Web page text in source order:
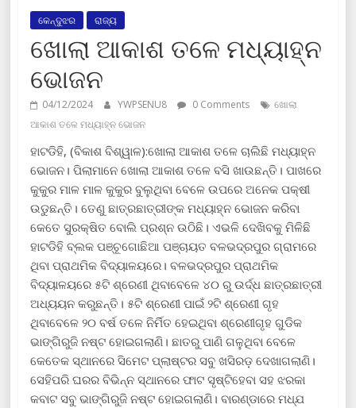
କେନ୍ଦୁଝର ରାଜ୍ୟ
ଖୋଲା ଆକାଶ ତଳେ ମଧ୍ୟାହ୍ନ
ଭୋଜନ
04/12/2024 YWPSENU8 0 Comments
ଖୋଲା
ଆକାଶ ତଳେ ମଧ୍ୟାହ୍ନ ଭୋଜନ
ହାଟଡିହି, (ବିକାଶ ବିଶ୍ୱାଳ):ଖୋଲା ଆକାଶ ତଳେ ଚାଲିଛି ମଧ୍ୟାହ୍ନ
ଭୋଜନ। ପିଲାମାନେ ଖୋଲା ଆକାଶ ତଳେ ବସି ଖାଉଛନ୍ତି। ପାଖରେ
କୁକୁର ମାଳ ମାଳ କୁକୁର ବୁଲୁଥିବା ବେଳେ ଉପରେ ଅନେକ ପକ୍ଷୀ
ଉଡୁଛନ୍ତି। ତେଣୁ ଛାତ୍ରଛାତ୍ରୀଙ୍କ ମଧ୍ୟାହ୍ନ ଭୋଜନ କରିବା
କେତେ ସୁରକ୍ଷିତ ବୋଲି ପ୍ରଶ୍ନ ଉଠିଛି। ଏଭଳି ଦେଖିବକୁ ମିଳିଛି
ହାଟଡିହି ବ୍ଲକ ପଞ୍ଚୂଗୋଛିଆ ପଞ୍ଚାୟତ ବଳଭଦ୍ରପୁର ଗ୍ରାମରେ
ଥିବା ପ୍ରାଥମିକ ବିଦ୍ୟାଳୟରେ। ବଳଭଦ୍ରପୁର ପ୍ରାଥମିକ
ବିଦ୍ୟାଳୟରେ ୫ଟି ଶ୍ରେଣୀ ଥିବାବେଳେ ୪୦ ରୁ ଉର୍ଦ୍ଧ ଛାତ୍ରଛାତ୍ରୀ
ଅଧ୍ୟୟନ କରୁଛନ୍ତି। ୫ଟି ଶ୍ରେଣୀ ପାଇଁ ୨ଟି ଶ୍ରେଣୀ ଗୃହ
ଥିବାବେଳେ ୨୦ ବର୍ଷ ତଳେ ନିର୍ମିତ ହେଇଥିବା ଶ୍ରେଣୀଗୃହ ଗୁଡିକ
ଭାଙ୍ଗିରୁଜି ନଷ୍ଟ ହୋଇଗଲାଣି। ଛାତରୁ ପାଣି ଗଳୁଥିବା ବେଳେ
କେତେକ ସ୍ଥାନରେ ସିମେଟ ପ୍ଲାଷ୍ଟର ସବୁ ଖସିରଡ଼ ଦେଖାଗଲାଣି।
ସେହିପରି ଘରର ବିଭିନ୍ନ ସ୍ଥାନରେ ଫାଟ ସୃଷ୍ଟିହେବା ସହ ଝରକା
କବାଟ ସବୁ ଭାଙ୍ଗିରୁଜି ନଷ୍ଟ ହୋଇଗଲାଣି। ବାରଣ୍ଡାରେ ମଧ୍ଯ